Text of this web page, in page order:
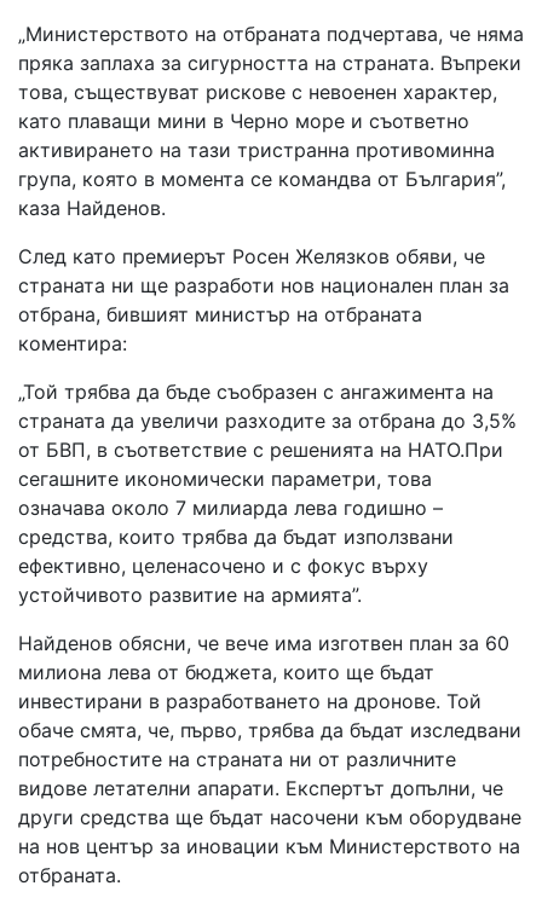
„Министерството на отбраната подчертава, че няма
пряка заплаха за сигурността на страната. Въпреки
това, съществуват рискове с невоенен характер,
като плаващи мини в Черно море и съответно
активирането на тази тристранна противоминна
група, която в момента се командва от България”,
каза Найденов.
След като премиерът Росен Желязков обяви, че
страната ни ще разработи нов национален план за
отбрана, бившият министър на отбраната
коментира:
„Той трябва да бъде съобразен с ангажимента на
страната да увеличи разходите за отбрана до 3,5%
от БВП, в съответствие с решенията на НАТО.При
сегашните икономически параметри, това
означава около 7 милиарда лева годишно –
средства, които трябва да бъдат използвани
ефективно, целенасочено и с фокус върху
устойчивото развитие на армията”.
Найденов обясни, че вече има изготвен план за 60
милиона лева от бюджета, които ще бъдат
инвестирани в разработването на дронове. Той
обаче смята, че, първо, трябва да бъдат изследвани
потребностите на страната ни от различните
видове летателни апарати. Експертът допълни, че
други средства ще бъдат насочени към оборудване
на нов център за иновации към Министерството на
отбраната.